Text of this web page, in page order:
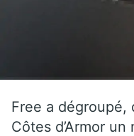
Free a dégroupé,
Côtes d’Armor un